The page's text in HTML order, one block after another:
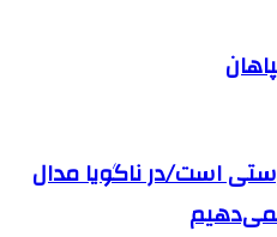
است/در ناگویا مدال